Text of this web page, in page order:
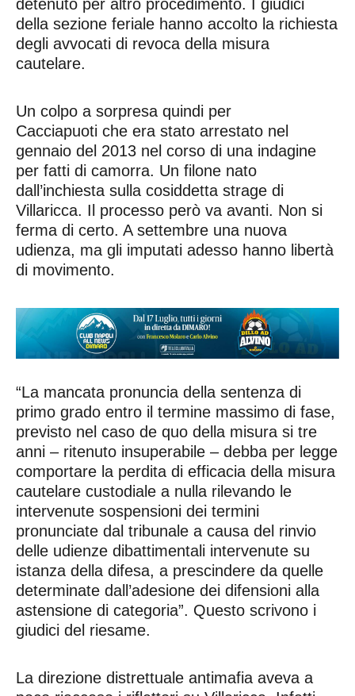
detenuto per altro procedimento. I giudici
della sezione feriale hanno accolto la richiesta
degli avvocati di revoca della misura
cautelare.
Un colpo a sorpresa quindi per
Cacciapuoti che era stato arrestato nel
gennaio del 2013 nel corso di una indagine
per fatti di camorra. Un filone nato
dall’inchiesta sulla cosiddetta strage di
Villaricca. Il processo però va avanti. Non si
ferma di certo. A settembre una nuova
udienza, ma gli imputati adesso hanno libertà
di movimento.
“La mancata pronuncia della sentenza di
primo grado entro il termine massimo di fase,
previsto nel caso de quo della misura si tre
anni – ritenuto insuperabile – debba per legge
comportare la perdita di efficacia della misura
cautelare custodiale a nulla rilevando le
intervenute sospensioni dei termini
pronunciate dal tribunale a causa del rinvio
delle udienze dibattimentali intervenute su
istanza della difesa, a prescindere da quelle
determinate dall’adesione dei difensioni alla
astensione di categoria”. Questo scrivono i
giudici del riesame.
La direzione distrettuale antimafia aveva a